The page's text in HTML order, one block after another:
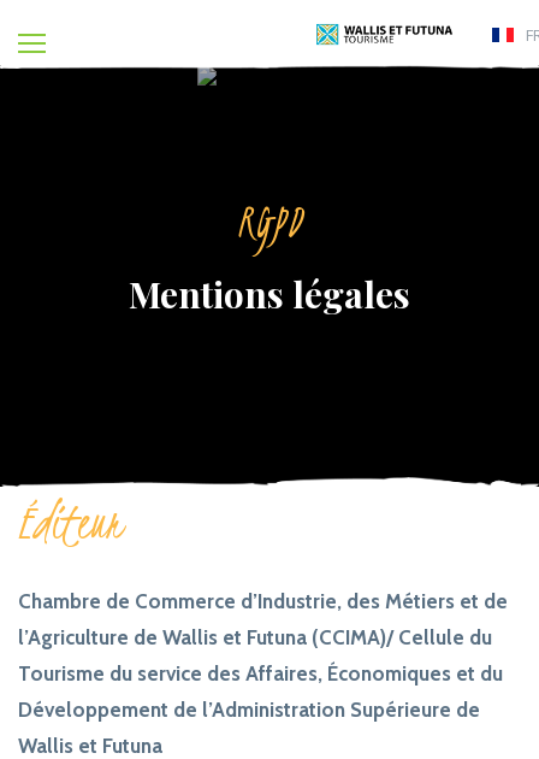
RGPD
Mentions légales
Éditeur
Chambre de Commerce d’Industrie, des Métiers et de
l’Agriculture de Wallis et Futuna (CCIMA)/ Cellule du
Tourisme du service des Affaires, Économiques et du
Développement de l’Administration Supérieure de
Wallis et Futuna